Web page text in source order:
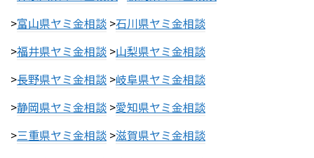
>富山県ヤミ金相談 >石川県ヤミ金相談
>福井県ヤミ金相談 >山梨県ヤミ金相談
>長野県ヤミ金相談 >岐阜県ヤミ金相談
>静岡県ヤミ金相談 >愛知県ヤミ金相談
>三重県ヤミ金相談 >滋賀県ヤミ金相談